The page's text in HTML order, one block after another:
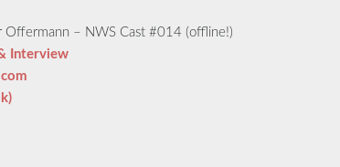
Offermann – NWS Cast #014 (offline!)
Interview